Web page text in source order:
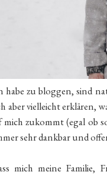
habe zu bloggen, sind
aber vielleicht erklären,
zukommt (egal ob
sehr dankbar und
mich meine